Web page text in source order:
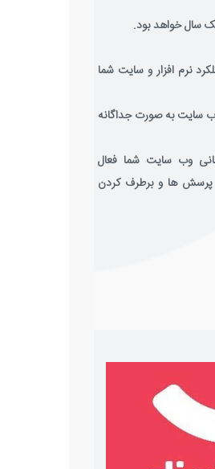
سال خواهد بود.
نرم افزار و سایت شما
سایت به صورت جداگانه
وب سایت شما فعال
پرسش ها و برطرف کردن